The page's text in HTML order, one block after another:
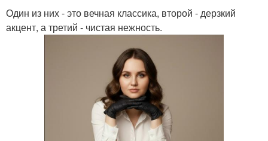
Один из них - это вечная классика, второй - дерзкий
акцент, а третий - чистая нежность.